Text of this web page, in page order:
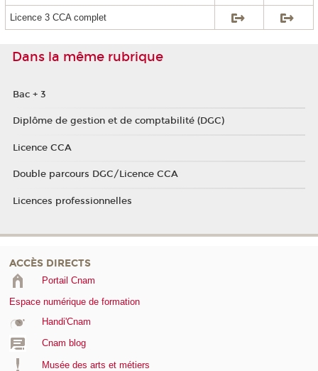
Licence 3 CCA complet
Dans la même rubrique
Bac + 3
Diplôme de gestion et de comptabilité (DGC)
Licence CCA
Double parcours DGC/Licence CCA
Licences professionnelles
ACCÈS DIRECTS
Portail Cnam
Espace numérique de formation
Handi'Cnam
Cnam blog
Musée des arts et métiers